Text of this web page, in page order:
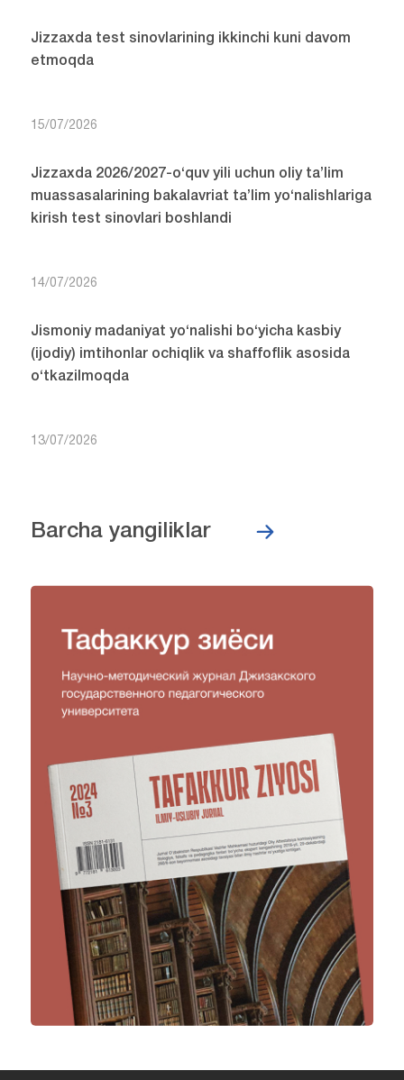
Jizzaxda test sinovlarining ikkinchi kuni davom
etmoqda
15/07/2026
Jizzaxda 2026/2027-o‘quv yili uchun oliy ta’lim
muassasalarining bakalavriat ta’lim yo‘nalishlariga
kirish test sinovlari boshlandi
14/07/2026
Jismoniy madaniyat yo‘nalishi bo‘yicha kasbiy
(ijodiy) imtihonlar ochiqlik va shaffoflik asosida
o‘tkazilmoqda
13/07/2026
Barcha yangiliklar